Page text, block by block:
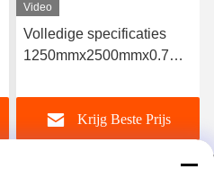
Video
Originele fabriek SUS 316
316L roestvrij staal 2B
1220mmx2440mmx0.7mm
Krijg Beste Prijs